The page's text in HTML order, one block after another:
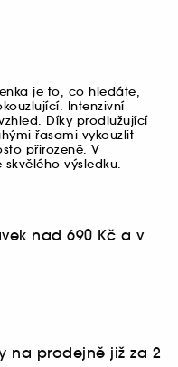
je to, co hledáte,
Intenzivní
Díky prodlužující
řasami vykouzlit
přirozeně. V
výsledku.
nad 690 Kč a v
na prodejně již za 2